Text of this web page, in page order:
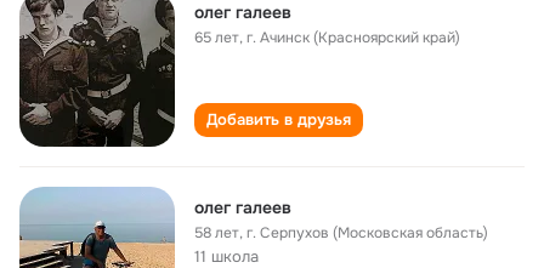
олег галеев
65 лет,г. Ачинск (Красноярский край)
Добавить в друзья
олег галеев
58 лет,г. Серпухов (Московская область)
11 школа